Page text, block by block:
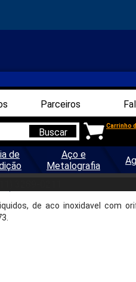
Parceiros
Buscar
Carrinho
de
Aço e
Metalografia
de aco inoxidavel com